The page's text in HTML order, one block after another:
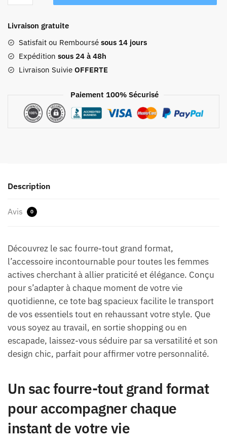
Sac
tout
Grand
Format
Livraison gratuite
Satisfait ou Remboursé sous 14 jours
Expédition sous 24 à 48h
Livraison Suivie OFFERTE
Paiement 100% Sécurisé
Description
Avis 0
Découvrez le sac fourre-tout grand format,
l’accessoire incontournable pour toutes les femmes
actives cherchant à allier praticité et élégance. Conçu
pour s’adapter à chaque moment de votre vie
quotidienne, ce tote bag spacieux facilite le transport
de vos essentiels tout en rehaussant votre style. Que
vous soyez au travail, en sortie shopping ou en
escapade, laissez-vous séduire par sa versatilité et son
design chic, parfait pour affirmer votre personnalité.
Un sac fourre-tout grand format
pour accompagner chaque
instant de votre vie